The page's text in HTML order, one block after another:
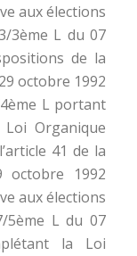
aux élections ;
3ème L du 07
de la
octobre 1992 ;
L portant
Organique
41 de la
octobre 1992
aux élections ;
5ème L du 07
la Loi